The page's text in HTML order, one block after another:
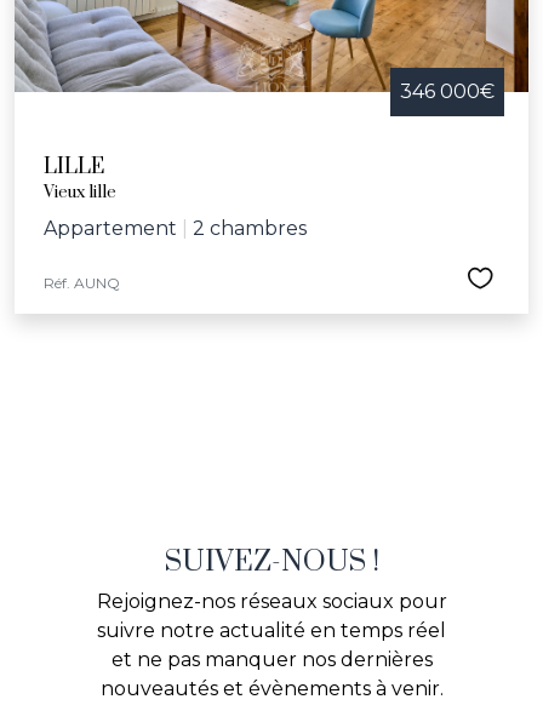
346 000€
LILLE
Vieux lille
Appartement 2 chambres
Réf. AUNQ
SUIVEZ-NOUS !
Rejoignez-nos réseaux sociaux pour
suivre notre actualité en temps réel
et ne pas manquer nos dernières
nouveautés et évènements à venir.